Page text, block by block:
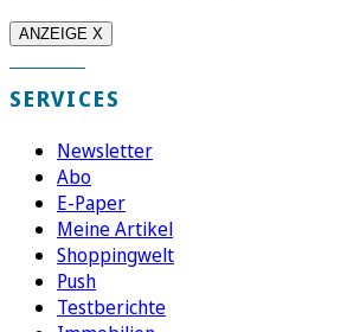
ANZEIGE X
SERVICES
Newsletter
Abo
E-Paper
Meine Artikel
Shoppingwelt
Push
Testberichte